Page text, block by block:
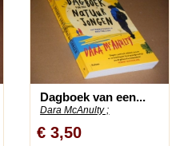
Dagboek van een...
Dara McAnulty ;
€ 3,50